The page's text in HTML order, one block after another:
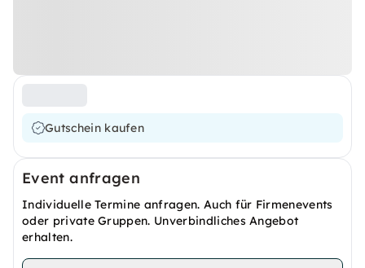
Gutschein kaufen
Event anfragen
Individuelle Termine anfragen. Auch für Firmenevents
oder private Gruppen. Unverbindliches Angebot
erhalten.